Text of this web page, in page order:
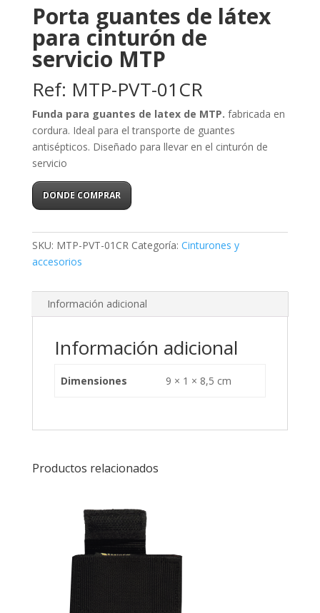
Porta guantes de látex
para cinturón de
servicio MTP
Ref: MTP-PVT-01CR
Funda para guantes de latex de MTP. fabricada en
cordura. Ideal para el transporte de guantes
antisépticos. Diseñado para llevar en el cinturón de
servicio
DONDE COMPRAR
SKU: MTP-PVT-01CR Categoría: Cinturones y
accesorios
Información adicional
Información adicional
Dimensiones 9 × 1 × 8,5 cm
Productos relacionados